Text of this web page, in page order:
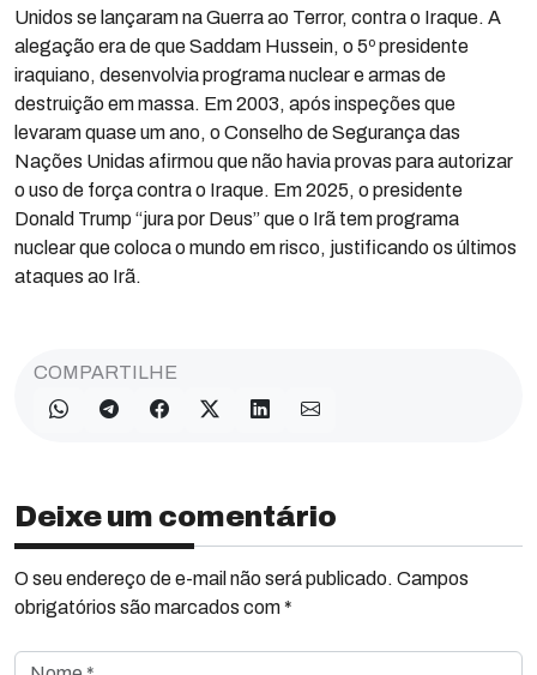
Unidos se lançaram na Guerra ao Terror, contra o Iraque. A
alegação era de que Saddam Hussein, o 5º presidente
iraquiano, desenvolvia programa nuclear e armas de
destruição em massa. Em 2003, após inspeções que
levaram quase um ano, o Conselho de Segurança das
Nações Unidas afirmou que não havia provas para autorizar
o uso de força contra o Iraque. Em 2025, o presidente
Donald Trump “jura por Deus” que o Irã tem programa
nuclear que coloca o mundo em risco, justificando os últimos
ataques ao Irã.
COMPARTILHE
Deixe um comentário
O seu endereço de e-mail não será publicado. Campos
obrigatórios são marcados com *
Nome *